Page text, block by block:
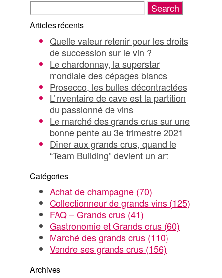
Articles récents
Quelle valeur retenir pour les droits
de succession sur le vin ?
Le chardonnay, la superstar
mondiale des cépages blancs
Prosecco, les bulles décontractées
L’inventaire de cave est la partition
du passionné de vins
Le marché des grands crus sur une
bonne pente au 3e trimestre 2021
Dîner aux grands crus, quand le
“Team Building” devient un art
Catégories
Achat de champagne (70)
Collectionneur de grands vins (125)
FAQ – Grands crus (41)
Gastronomie et Grands crus (60)
Marché des grands crus (110)
Vendre ses grands crus (156)
Archives